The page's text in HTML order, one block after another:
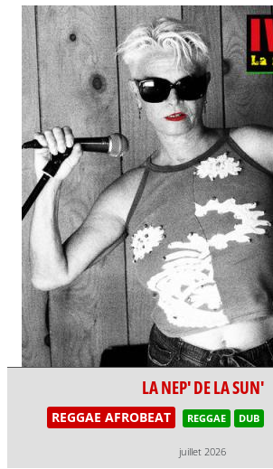
LA NEP' DE LA SUN'
REGGAE AFROBEAT REGGAE DUB
juillet 2026